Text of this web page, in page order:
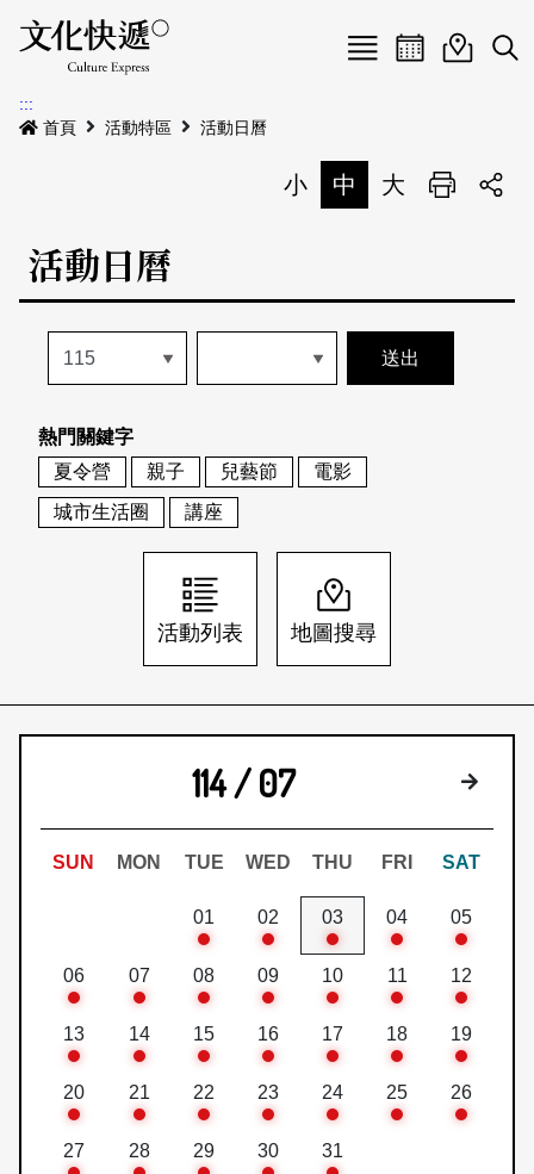
Menu
最新公告
本期專題
歷史專題
活動特區
活動列表
地圖搜尋
關於我們
關於我們
刊物索取地點
會員基本資料
刊登活動
網站導覽 English
日本語 登入/註冊
活動日曆活動地圖
展
:::
首頁
活動特區 活動日曆
小 中 大 列印
活動日曆
熱門關鍵字
夏令營
親子 兒藝節
電影
城市生活圈
講座
活動列表 地圖搜尋
114 / 07 下個月
SUN MON TUE WED THU FRI SAT
01 02 03 04 05
06 07 08 09 10 11 12
13 14 15 16 17 18 19
20 21 22 23 24 25 26
27 28 29 30 31